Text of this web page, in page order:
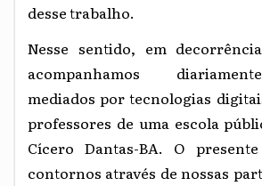
desse trabalho.
Nesse sentido, em
acompanhamos
mediados por tecnologias
professores de uma escola
Cícero Dantas-BA. O
contornos através de nossas